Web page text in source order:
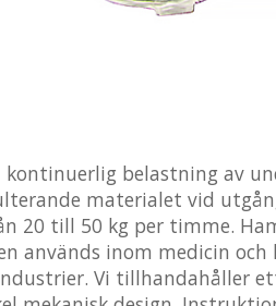
kontinuerlig belastning av
materialet vid
20 till 50 kg per timme.
används inom medicin
Vi tillhandahåller